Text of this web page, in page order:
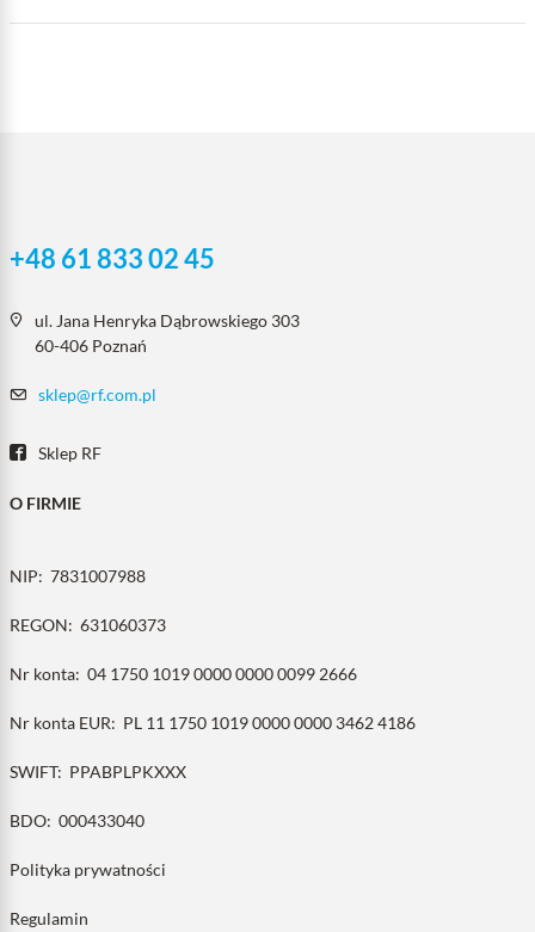
+48 61 833 02 45
ul. Jana Henryka Dąbrowskiego 303
60-406 Poznań
sklep@rf.com.pl
Sklep RF
O FIRMIE
NIP: 7831007988
REGON: 631060373
Nr konta: 04 1750 1019 0000 0000 0099 2666
Nr konta EUR: PL 11 1750 1019 0000 0000 3462 4186
SWIFT: PPABPLPKXXX
BDO: 000433040
Polityka prywatności
Regulamin